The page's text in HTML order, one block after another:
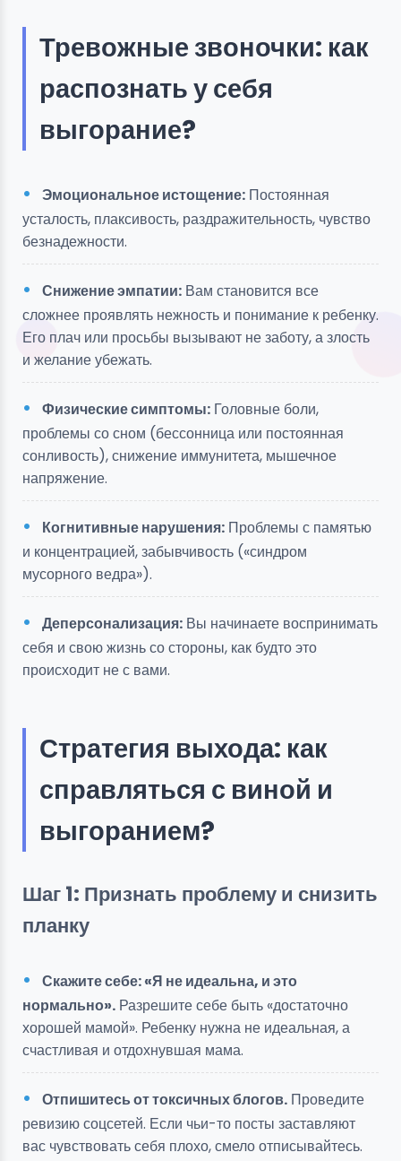
Тревожные звоночки: как
распознать у себя
выгорание?
Эмоциональное истощение: Постоянная
усталость, плаксивость, раздражительность, чувство
безнадежности.
Снижение эмпатии: Вам становится все
сложнее проявлять нежность и понимание к ребенку.
Его плач или просьбы вызывают не заботу, а злость
и желание убежать.
Физические симптомы: Головные боли,
проблемы со сном (бессонница или постоянная
сонливость), снижение иммунитета, мышечное
напряжение.
Когнитивные нарушения: Проблемы с памятью
и концентрацией, забывчивость («синдром
мусорного ведра»).
Деперсонализация: Вы начинаете воспринимать
себя и свою жизнь со стороны, как будто это
происходит не с вами.
Стратегия выхода: как
справляться с виной и
выгоранием?
Шаг 1: Признать проблему и снизить
планку
Скажите себе: «Я не идеальна, и это
нормально». Разрешите себе быть «достаточно
хорошей мамой». Ребенку нужна не идеальная, а
счастливая и отдохнувшая мама.
Отпишитесь от токсичных блогов. Проведите
ревизию соцсетей. Если чьи-то посты заставляют
вас чувствовать себя плохо, смело отписывайтесь.